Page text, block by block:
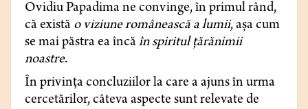
Ovidiu Papadima ne convinge, în primul rând,
că există o viziune românească a lumii, așa cum
se mai păstra ea încă în spiritul țărănimii
noastre.
În privința concluziilor la care a ajuns în urma
cercetărilor, câteva aspecte sunt relevate de